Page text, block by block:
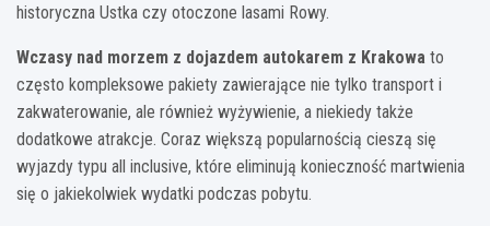
historyczna Ustka czy otoczone lasami Rowy.
Wczasy nad morzem z dojazdem autokarem z Krakowa to
często kompleksowe pakiety zawierające nie tylko transport i
zakwaterowanie, ale również wyżywienie, a niekiedy także
dodatkowe atrakcje. Coraz większą popularnością cieszą się
wyjazdy typu all inclusive, które eliminują konieczność martwienia
się o jakiekolwiek wydatki podczas pobytu.